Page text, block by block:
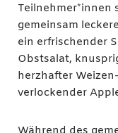
Teilnehmer*innen
gemeinsam
ein erfrischender
Obstsalat,
herzhafter
verlockender